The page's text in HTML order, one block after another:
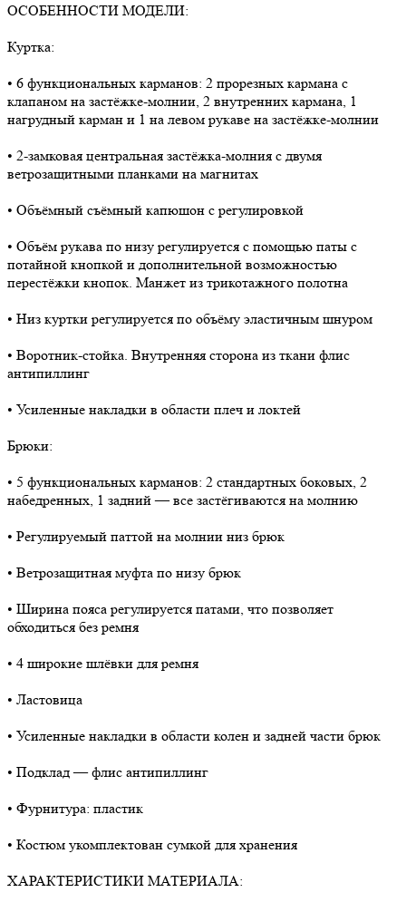
ОСОБЕННОСТИ МОДЕЛИ:
Куртка:
• 6 функциональных карманов: 2 прорезных кармана с
клапаном на застёжке-молнии, 2 внутренних кармана, 1
нагрудный карман и 1 на левом рукаве на застёжке-молнии
• 2-замковая центральная застёжка-молния с двумя
ветрозащитными планками на магнитах
• Объёмный съёмный капюшон с регулировкой
• Объём рукава по низу регулируется с помощью паты с
потайной кнопкой и дополнительной возможностью
перестёжки кнопок. Манжет из трикотажного полотна
• Низ куртки регулируется по объёму эластичным шнуром
• Воротник-стойка. Внутренняя сторона из ткани флис
антипиллинг
• Усиленные накладки в области плеч и локтей
Брюки:
• 5 функциональных карманов: 2 стандартных боковых, 2
набедренных, 1 задний — все застёгиваются на молнию
• Регулируемый паттой на молнии низ брюк
• Ветрозащитная муфта по низу брюк
• Ширина пояса регулируется патами, что позволяет
обходиться без ремня
• 4 широкие шлёвки для ремня
• Ластовица
• Усиленные накладки в области колен и задней части брюк
• Подклад — флис антипиллинг
• Фурнитура: пластик
• Костюм укомплектован сумкой для хранения
ХАРАКТЕРИСТИКИ МАТЕРИАЛА: